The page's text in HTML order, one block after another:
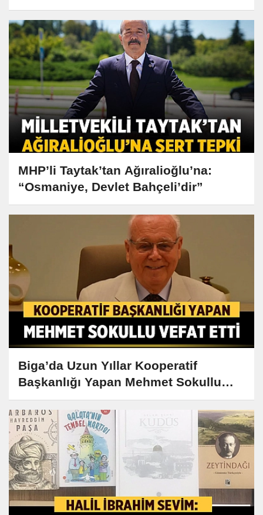
MHP’li Taytak’tan Ağıralioğlu’na:
“Osmaniye, Devlet Bahçeli’dir”
Biga’da Uzun Yıllar Kooperatif
Başkanlığı Yapan Mehmet Sokullu
Vefat Etti